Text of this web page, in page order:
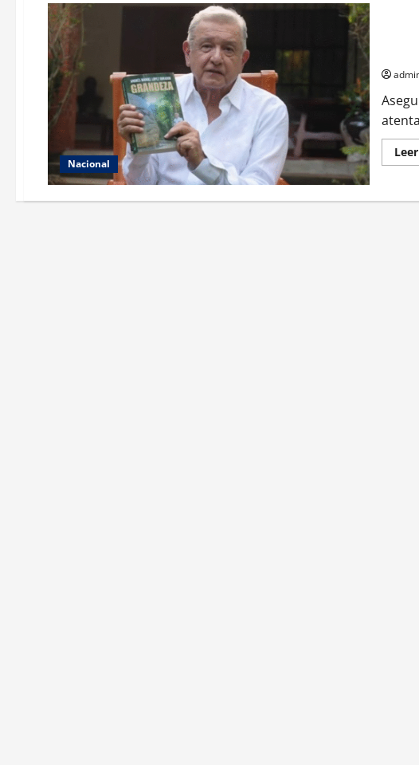
Nacional